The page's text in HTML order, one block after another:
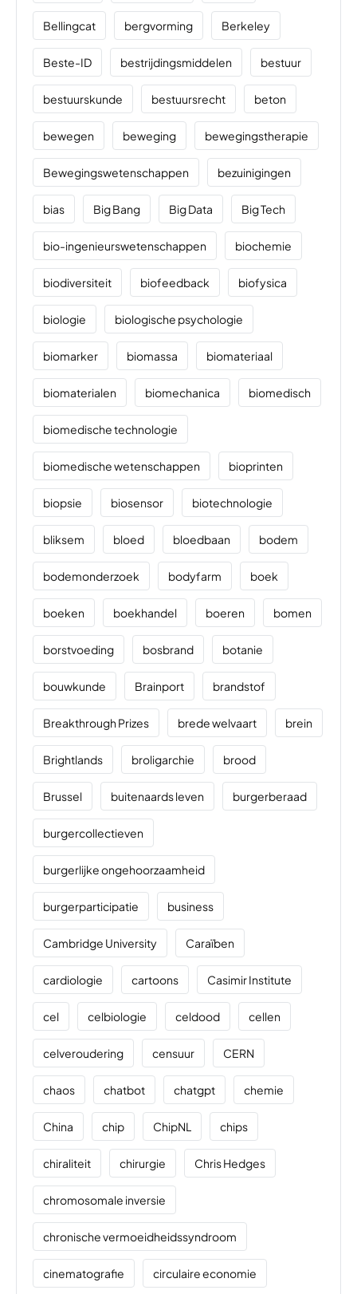
Bellingcat bergvorming Berkeley
Beste-ID bestrijdingsmiddelen bestuur
bestuurskunde bestuursrecht beton
bewegen beweging bewegingstherapie
Bewegingswetenschappen bezuinigingen
bias Big Bang Big Data Big Tech
bio-ingenieurswetenschappen biochemie
biodiversiteit biofeedback biofysica
biologie biologische psychologie
biomarker biomassa biomateriaal
biomaterialen biomechanica biomedisch
biomedische technologie
biomedische wetenschappen bioprinten
biopsie biosensor biotechnologie
bliksem bloed bloedbaan bodem
bodemonderzoek bodyfarm boek
boeken boekhandel boeren bomen
borstvoeding bosbrand botanie
bouwkunde Brainport brandstof
Breakthrough Prizes brede welvaart brein
Brightlands broligarchie brood
Brussel buitenaards leven burgerberaad
burgercollectieven
burgerlijke ongehoorzaamheid
burgerparticipatie business
Cambridge University Caraïben
cardiologie cartoons Casimir Institute
cel celbiologie celdood cellen
celveroudering censuur CERN
chaos chatbot chatgpt chemie
China chip ChipNL chips
chiraliteit chirurgie Chris Hedges
chromosomale inversie
chronische vermoeidheidssyndroom
cinematografie circulaire economie